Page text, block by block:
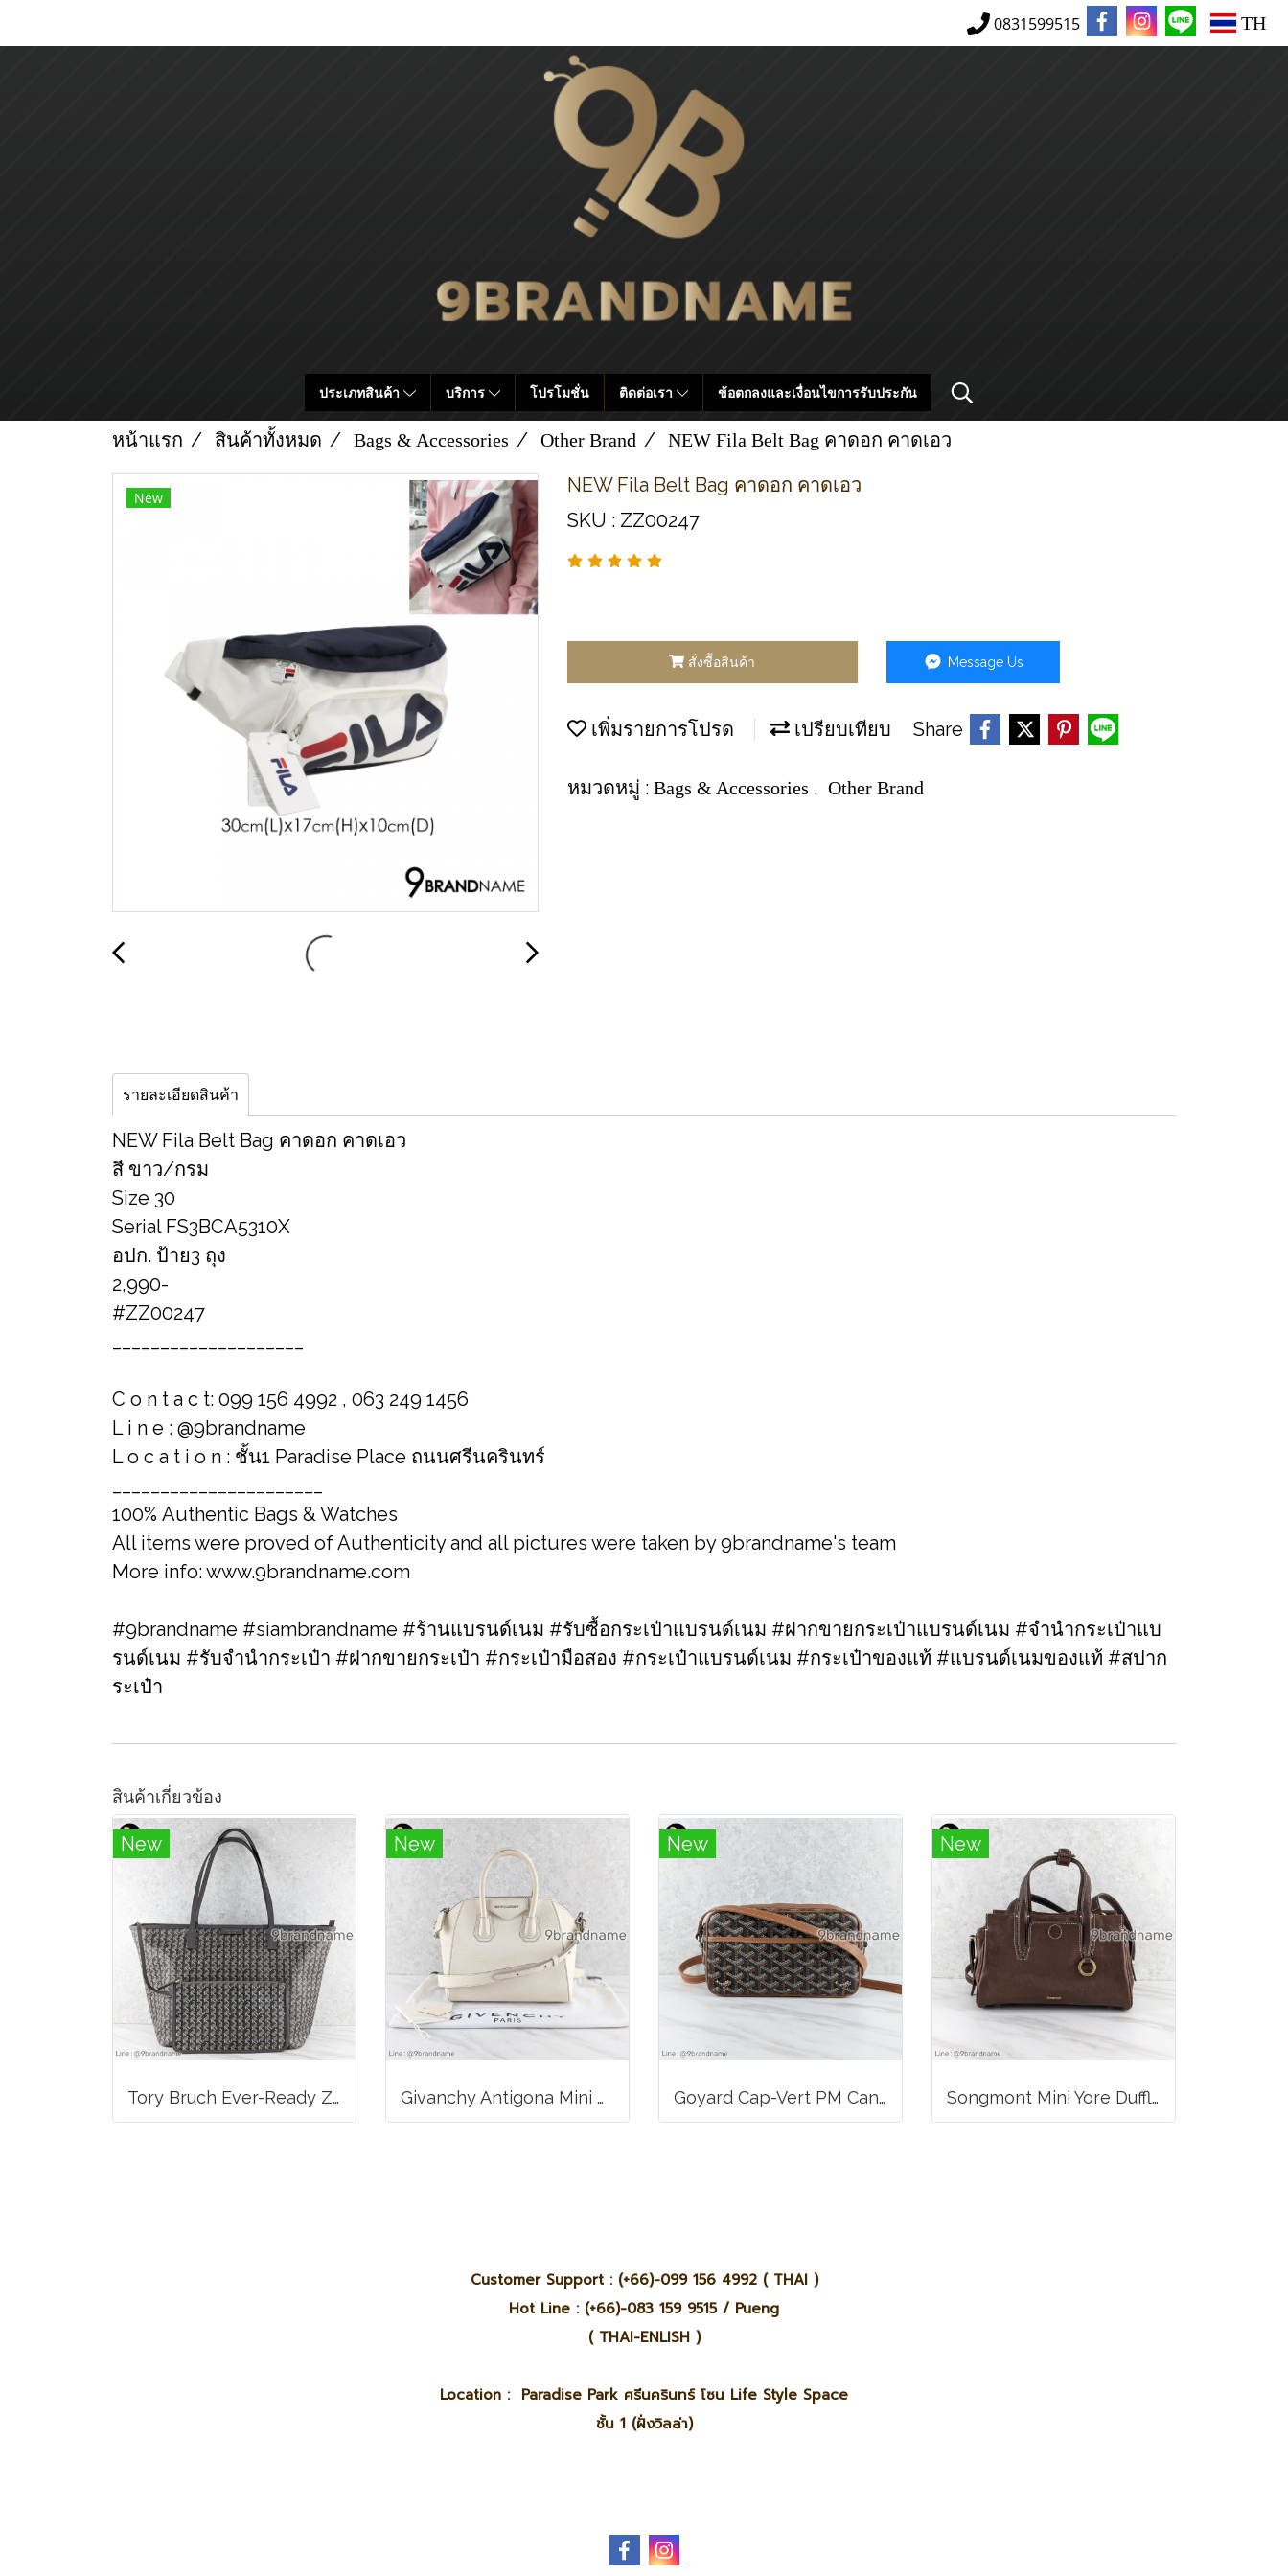
0831599515 TH
ประเภทสินค้า บริการ โปรโมชั่น ติดต่อเรา ข้อตกลงและเงื่อนไขการรับประกัน
หน้าแรก สินค้าทั้งหมด Bags & Accessories Other Brand NEW Fila Belt Bag คาดอก คาดเอว
New
NEW Fila Belt Bag คาดอก คาดเอว
SKU : ZZ00247
สั่งซื้อสินค้า Message Us
เพิ่มรายการโปรด เปรียบเทียบ Share
หมวดหมู่ : Bags & Accessories , Other Brand
รายละเอียดสินค้า
NEW Fila Belt Bag คาดอก คาดเอว
สี ขาว/กรม
Size 30
Serial FS3BCA5310X
อปก. ป้าย3 ถุง
2,990-
#ZZ00247
C o n t a c t: 099 156 4992 , 063 249 1456
L i n e : @9brandname
L o c a t i o n : ชั้น1 Paradise Place ถนนศรีนครินทร์
100% Authentic Bags & Watches
All items were proved of Authenticity and all pictures were taken by 9brandname's team
More info: www.9brandname.com
#9brandname #siambrandname #ร้านแบรนด์เนม #รับซื้อกระเป๋าแบรนด์เนม​ #ฝากขายกระเป๋าแบรนด์เนม​ #จำนำกระเป๋าแบ
รนด์เนม​ #รับจำนำกระเป๋า #ฝากขายกระเป๋า #กระเป๋ามือสอง​ #กระเป๋าแบรนด์เนม​ #กระเป๋าของแท้​ #แบรนด์เนมของแท้ #สปาก
ระเป๋า
สินค้าเกี่ยวข้อง
New
Tory Bruch Ever-Ready Zip Tote Winter Zinc Canvas
New
Givanchy Antigona Mini Bag Off White SHW Goat Leather
New
Goyard Cap-Vert PM Canvas Black Tan
New
Songmont Mini Yore Duffle Bag Sandal
Customer Support : (+66)-099 156 4992 ( THAI )
Hot Line : (+66)-083 159 9515 / Pueng
( THAI-ENLISH )
Location : Paradise Park ศรีนครินทร์ โซน Life Style Space
ชั้น 1 (ฝั่งวิลล่า)